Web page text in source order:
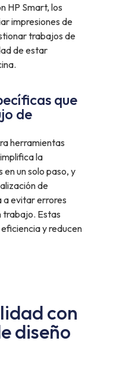
HP Smart, los
impresiones de
trabajos de
de estar
que
de
herramientas
la
en un solo paso, y
de
a evitar errores
trabajo. Estas
y reducen
con
diseño